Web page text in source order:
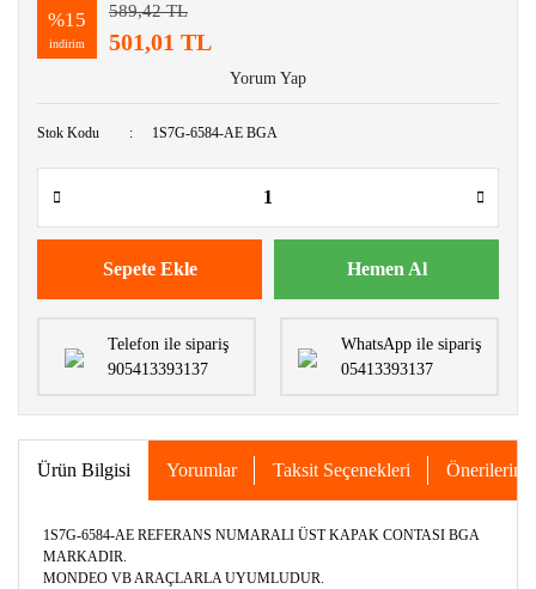
%15
indirim
589,42 TL
501,01 TL
Yorum Yap
Stok Kodu 1S7G-6584-AE BGA
Sepete Ekle Hemen Al
Telefon ile sipariş
905413393137
WhatsApp ile sipariş
05413393137
Ürün Bilgisi Yorumlar Taksit Seçenekleri Önerileriniz
1S7G-6584-AE REFERANS NUMARALI ÜST KAPAK CONTASI BGA
MARKADIR.
MONDEO VB ARAÇLARLA UYUMLUDUR.